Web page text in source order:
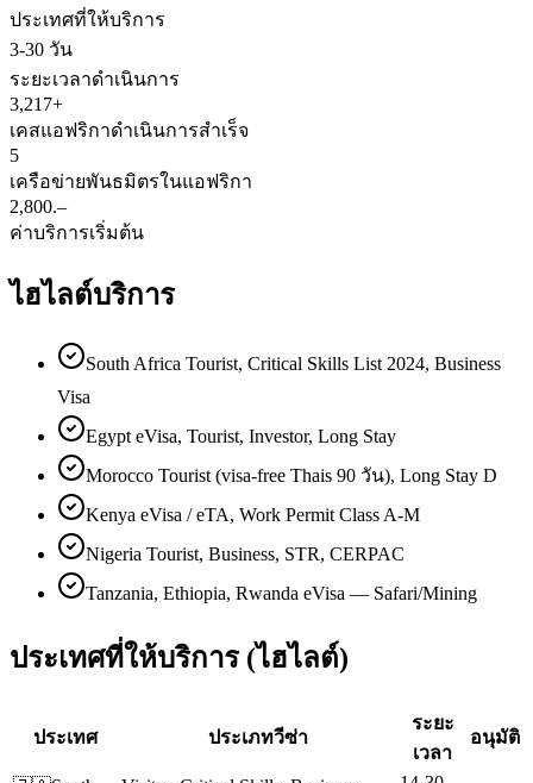
ประเทศที่ให้บริการ
3-30 วัน
ระยะเวลาดำเนินการ
3,217+
เคสแอฟริกาดำเนินการสำเร็จ
5
เครือข่ายพันธมิตรในแอฟริกา
2,800.–
ค่าบริการเริ่มต้น
ไฮไลต์บริการ
South Africa Tourist, Critical Skills List 2024, Business
Visa
Egypt eVisa, Tourist, Investor, Long Stay
Morocco Tourist (visa-free Thais 90 วัน), Long Stay D
Kenya eVisa / eTA, Work Permit Class A-M
Nigeria Tourist, Business, STR, CERPAC
Tanzania, Ethiopia, Rwanda eVisa — Safari/Mining
ประเทศที่ให้บริการ (ไฮไลต์)
ประเทศ ประเภทวีซ่า
ระยะ
เวลา
อนุมัติ